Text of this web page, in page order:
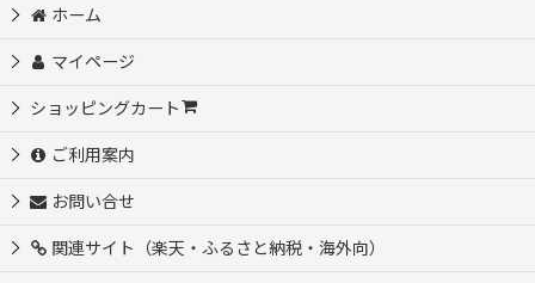
ホーム
マイページ
ショッピングカート
ご利用案内
お問い合せ
関連サイト（楽天・ふるさと納税・海外向）